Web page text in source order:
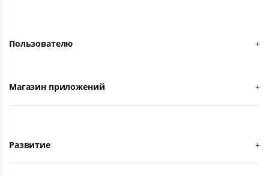
Пользователю
Магазин приложений
Развитие